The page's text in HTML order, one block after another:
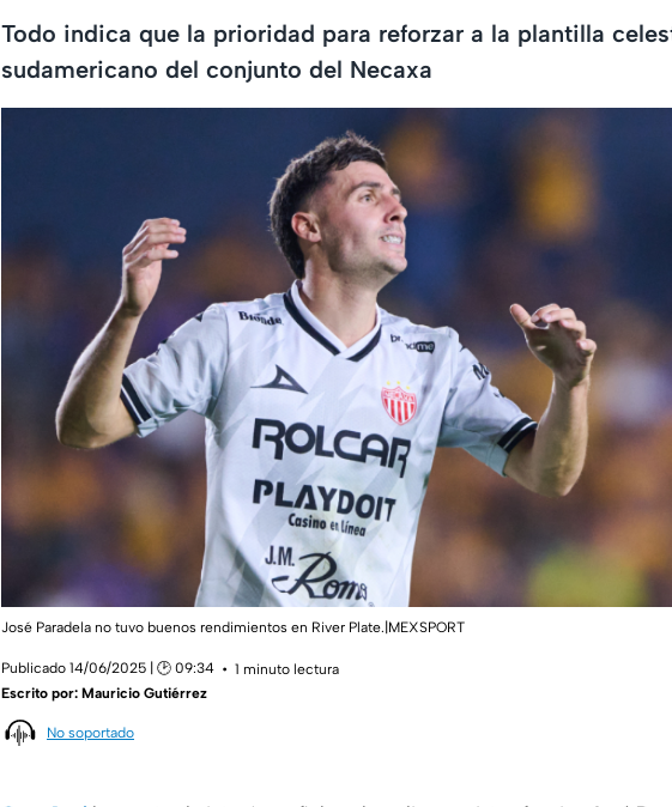
Todo indica que la prioridad para reforzar a la plantilla
sudamericano del conjunto del Necaxa
José Paradela no tuvo buenos rendimientos en River Plate.|MEXSPORT
Publicado 14/06/2025 | 🕑 09:34
1 minuto lectura
Escrito por: Mauricio Gutiérrez
No soportado